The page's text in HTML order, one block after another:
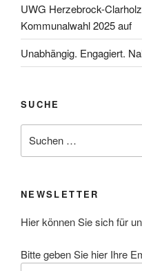
UWG Herzebrock-
Kommunalwahl 2025 auf
Unabhängig. Engagiert.
SUCHE
nach:
NEWSLETTER
Hier können Sie sich für
Bitte geben Sie hier Ihre